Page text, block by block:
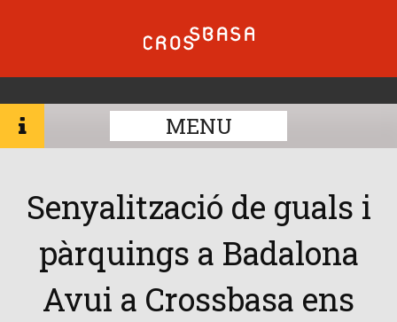
MENU
Senyalització de guals i
pàrquings a Badalona
Avui a Crossbasa ens